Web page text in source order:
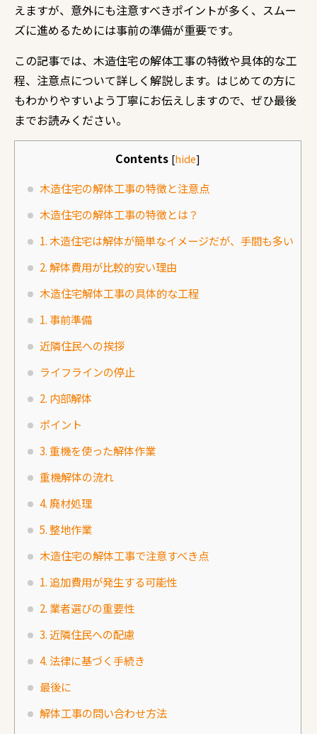
えますが、意外にも注意すべきポイントが多く、スムー
ズに進めるためには事前の準備が重要です。
この記事では、木造住宅の解体工事の特徴や具体的な工
程、注意点について詳しく解説します。はじめての方に
もわかりやすいよう丁寧にお伝えしますので、ぜひ最後
までお読みください。
Contents [hide]
木造住宅の解体工事の特徴と注意点
木造住宅の解体工事の特徴とは？
1. 木造住宅は解体が簡単なイメージだが、手間も多い
2. 解体費用が比較的安い理由
木造住宅解体工事の具体的な工程
1. 事前準備
近隣住民への挨拶
ライフラインの停止
2. 内部解体
ポイント
3. 重機を使った解体作業
重機解体の流れ
4. 廃材処理
5. 整地作業
木造住宅の解体工事で注意すべき点
1. 追加費用が発生する可能性
2. 業者選びの重要性
3. 近隣住民への配慮
4. 法律に基づく手続き
最後に
解体工事の問い合わせ方法